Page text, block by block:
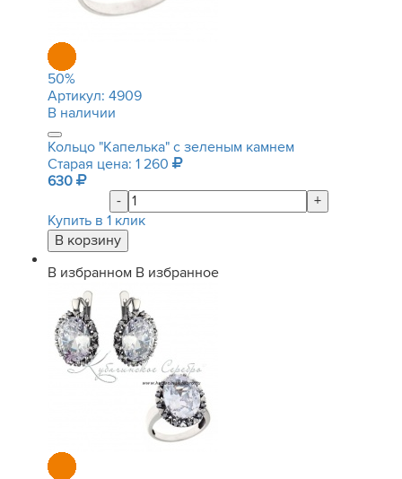
50%
Артикул: 4909
В наличии
Кольцо "Капелька" с зеленым камнем
Старая цена: 1 260
630
-
+
Купить в 1 клик
В избранном В избранное